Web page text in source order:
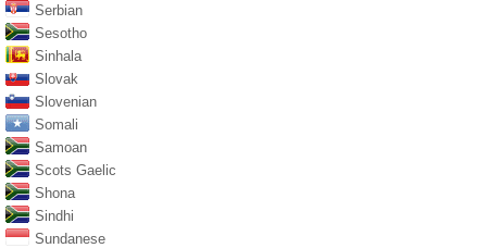
Serbian
Sesotho
Sinhala
Slovak
Slovenian
Somali
Samoan
Scots Gaelic
Shona
Sindhi
Sundanese